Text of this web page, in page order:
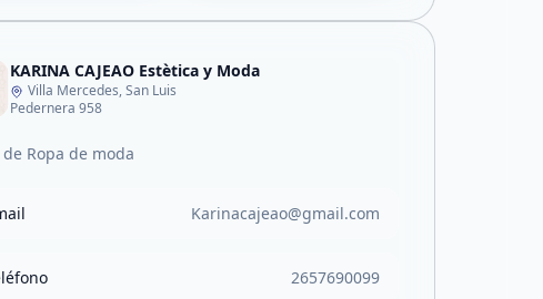
KARINA CAJEAO Estètica y Moda
Villa Mercedes, San Luis
Pedernera 958
Ropa de moda
Karinacajeao@gmail.com
2657690099